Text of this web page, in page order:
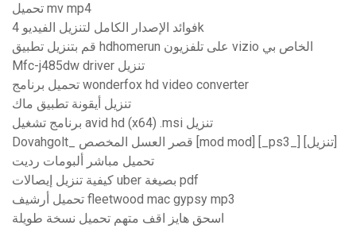
تحميل mv mp4
فوائد الإصدار الكامل لتنزيل الفيديو 4k
قم بتنزيل تطبيق hdhomerun على تلفزيون vizio الخاص بي
Mfc-j485dw driver تنزيل
تحميل برنامج wonderfox hd video converter
تنزيل أيقونة تطبيق ماك
برنامج تشغيل avid hd (x64) .msi تنزيل
تحميل مباشر ألبومات رديت
كيفية تنزيل إيصالات uber بصيغة pdf
تحميل أرشيف fleetwood mac gypsy mp3
اسحق هايز اقف متهم تحميل نسخة طويلة